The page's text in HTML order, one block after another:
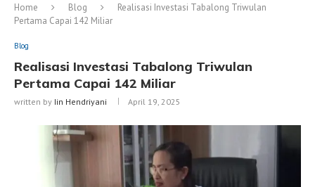
Home Blog
Realisasi Investasi Tabalong Triwulan
Pertama Capai 142 Miliar
Blog
Realisasi Investasi Tabalong Triwulan
Pertama Capai 142 Miliar
written by Iin Hendriyani April 19, 2025